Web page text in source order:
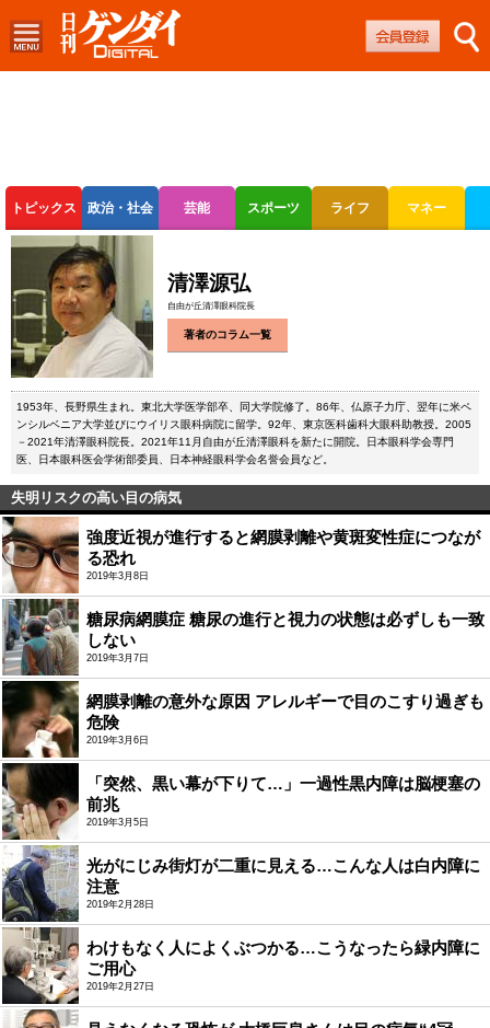
トピックス 政治・社会 芸能 スポーツ ライフ マネー
ボートレース
清澤源弘
自由が丘清澤眼科院長
著者のコラム一覧
1953年、長野県生まれ。東北大学医学部卒、同大学院修了。86年、仏原子力庁、翌年に米ペ
ンシルベニア大学並びにウイリス眼科病院に留学。92年、東京医科歯科大眼科助教授。2005
－2021年清澤眼科院長。2021年11月自由が丘清澤眼科を新たに開院。日本眼科学会専門
医、日本眼科医会学術部委員、日本神経眼科学会名誉会員など。
失明リスクの高い目の病気
強度近視が進行すると網膜剥離や黄斑変性症につなが
る恐れ
2019年3月8日
糖尿病網膜症 糖尿の進行と視力の状態は必ずしも一致
しない
2019年3月7日
網膜剥離の意外な原因 アレルギーで目のこすり過ぎも
危険
2019年3月6日
「突然、黒い幕が下りて…」一過性黒内障は脳梗塞の
前兆
2019年3月5日
光がにじみ街灯が二重に見える…こんな人は白内障に
注意
2019年2月28日
わけもなく人によくぶつかる…こうなったら緑内障に
ご用心
2019年2月27日